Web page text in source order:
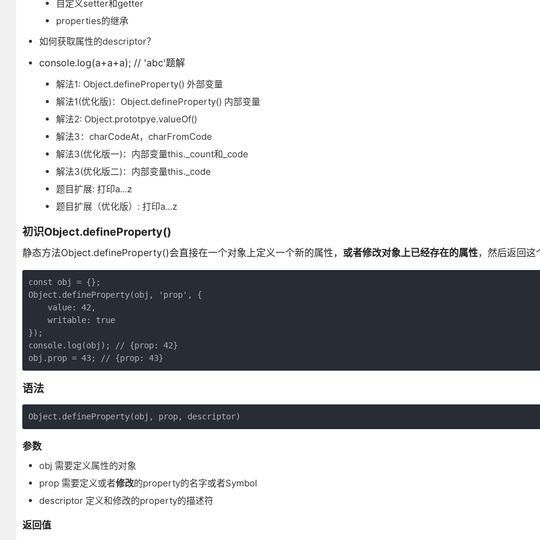
自定义setter和getter
properties的继承
如何获取属性的descriptor？
console.log(a+a+a); // 'abc'题解
解法1: Object.defineProperty() 外部变量
解法1(优化版)：Object.defineProperty() 内部变量
解法2: Object.prototpye.valueOf()
解法3：charCodeAt，charFromCode
解法3(优化版一)：内部变量this._count和_code
解法3(优化版二)：内部变量this._code
题目扩展: 打印a...z
题目扩展（优化版）: 打印a...z
初识Object.defineProperty()
静态方法Object.defineProperty()会直接在一个对象上定义一个新的属性， 或者修改对象上已经存在的属性，然后返回这
const obj = {};
Object.defineProperty(obj, 'prop', {
    value: 42,
    writable: true
});
console.log(obj); // {prop: 42}
obj.prop = 43; // {prop: 43}
语法
Object.defineProperty(obj, prop, descriptor)
参数
obj 需要定义属性的对象
prop 需要定义或者修改的property的名字或者Symbol
descriptor 定义和修改的property的描述符
返回值